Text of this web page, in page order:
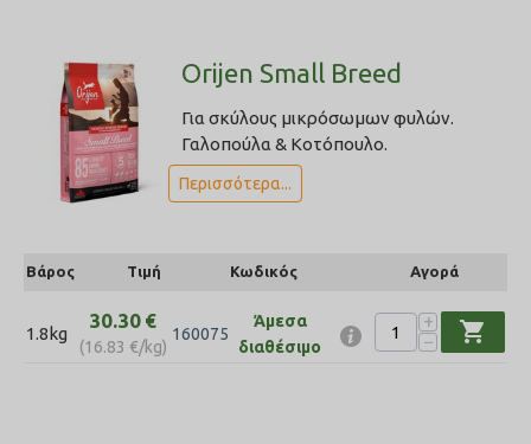
Orijen Small Breed
Για σκύλους μικρόσωμων φυλών.
Γαλοπούλα & Κοτόπουλο.
Περισσότερα...
Βάρος Τιμή Κωδικός Αγορά
1.8kg
30.30 €
(16.83 €/kg)
160075
Άμεσα
διαθέσιμο
+
−
shopping_cart